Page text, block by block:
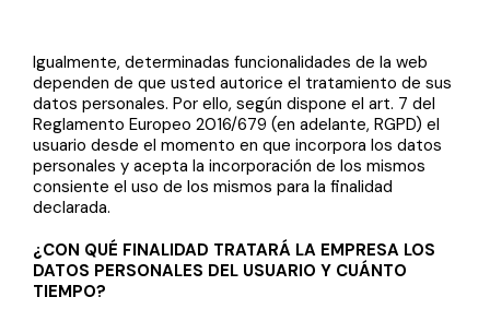
Igualmente, determinadas funcionalidades de la web
dependen de que usted autorice el tratamiento de sus
datos personales. Por ello, según dispone el art. 7 del
Reglamento Europeo 2016/679 (en adelante, RGPD) el
usuario desde el momento en que incorpora los datos
personales y acepta la incorporación de los mismos
consiente el uso de los mismos para la finalidad
declarada.
¿CON QUÉ FINALIDAD TRATARÁ LA EMPRESA LOS
DATOS PERSONALES DEL USUARIO Y CUÁNTO
TIEMPO?